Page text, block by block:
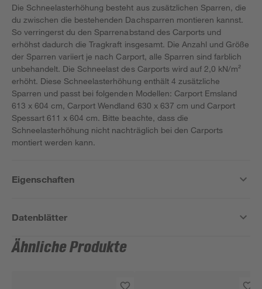
Die Schneelasterhöhung besteht aus zusätzlichen Sparren, die
du zwischen die bestehenden Dachsparren montieren kannst.
So verringerst du den Sparrenabstand des Carports und
erhöhst dadurch die Tragkraft insgesamt. Die Anzahl und Größe
der Sparren variiert je nach Carport, alle Sparren sind farblich
unbehandelt. Die Schneelast des Carports wird auf 2,0 kN/m²
erhöht. Diese Schneelasterhöhung enthält 4 zusätzliche
Sparren und passt bei folgenden Modellen: Carport Emsland
613 x 604 cm, Carport Wendland 630 x 637 cm und Carport
Spessart 611 x 604 cm. Bitte beachte, dass die
Schneelasterhöhung nicht nachträglich bei den Carports
montiert werden kann.
Eigenschaften
Datenblätter
Ähnliche Produkte